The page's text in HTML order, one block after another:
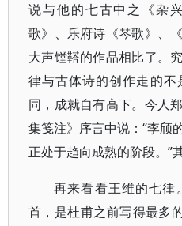
说与他的七古中之《杂
歌》、乐府诗《琴歌》、
大声镗鞳的作品相比了。
律与古体诗的创作走的
同，成就自有高下。今人
集笺注》序言中说：“李颀
正处于趋向成熟的阶段。”
再来看看王维的七律
首，是杜甫之前写得最多